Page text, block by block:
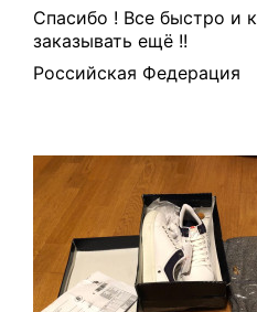
Спасибо ! Все быстро и
заказывать ещё !!
Российская Федерация